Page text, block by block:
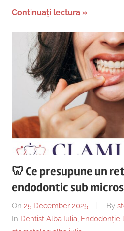
Continuați lectura
🦷 Ce presupune un
endodontic sub
On 25 December 2025 By
In Dentist Alba Iulia, Endodonție